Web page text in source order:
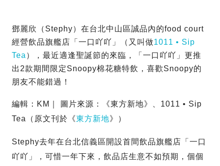
鄧麗欣（Stephy）在台北中山區誠品內的food court
經營飲品旗艦店「一口吖吖」（又叫做1011 • Sip
Tea ），最近適逢聖誕節的來臨，「一口吖吖」更推
出2款期間限定Snoopy棉花糖特飲，喜歡Snoopy的
朋友不能錯過！
編輯：KM｜ 圖片來源：《東方新地》、1011 • Sip
Tea（原文刊於《東方新地》）
Stephy去年在台北信義區開設首間飲品旗艦店「一口
吖吖」，可惜一年下來，飲品店生意不如預期，個個